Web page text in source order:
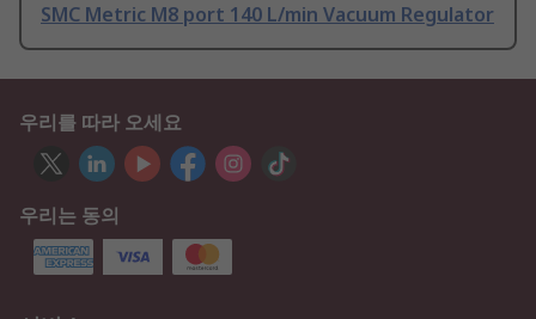
SMC Metric M8 port 140 L/min Vacuum Regulator
우리를 따라 오세요
우리는 동의